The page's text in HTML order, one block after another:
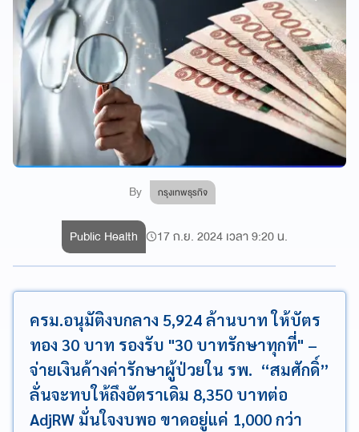
By กรุงเทพธุรกิจ
Public Health 17 ก.ย. 2024 เวลา 9:20 น.
ครม.อนุมัติงบกลาง 5,924 ล้านบาท ให้บัตร
ทอง 30 บาท รองรับ "30 บาทรักษาทุกที่" –
จ่ายเงินค้างค่ารักษาผู้ป่วยใน รพ. “สมศักดิ์”
ลั่นจะทบให้ถึงอัตราเดิม 8,350 บาทต่อ
AdjRW มั่นใจงบพอ ขาดอยู่แค่ 1,000 กว่า